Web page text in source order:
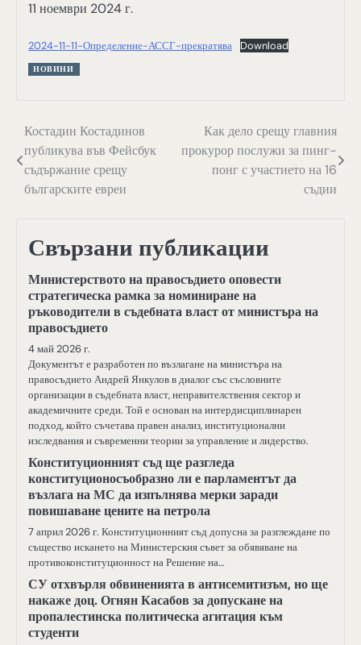
11 ноември 2024 г.
2024-11-11-Определение-АССГ-прекратява Download
НОВИНИ
Навигация
Костадин Костадинов
публикува във Фейсбук
съдържание срещу
българските евреи
Как дело срещу главния
прокурор послужи за пинг-
понг с участието на 16
съдии
Свързани публикации
Министерството на правосъдието оповести
стратегическа рамка за номиниране на
ръководители в съдебната власт от министъра на
правосъдието
4 май 2026 г.
Документът е разработен по възлагане на министъра на
правосъдието Андрей Янкулов в диалог със съсловните
организации в съдебната власт, неправителствения сектор и
академичните среди. Той е основан на интердисциплинарен
подход, който съчетава правен анализ, институционални
изследвания и съвременни теории за управление и лидерство.
Конституционният съд ще разгледа
конституционосъобразно ли е парламентът да
възлага на МС да изпълнява мерки заради
повишаване цените на петрола
7 април 2026 г. Конституционният съд допусна за разглеждане по
същество искането на Министерския съвет за обявяване на
противоконституционност на Решение на…
СУ отхвърля обвиненията в антисемитизъм, но ще
накаже доц. Огнян Касабов за допускане на
пропалестинска политическа агитация към
студенти